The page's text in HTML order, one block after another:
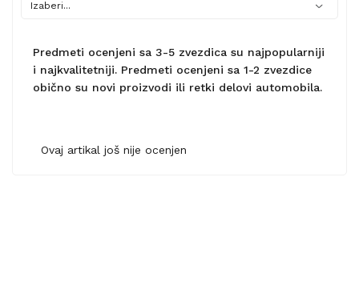
Predmeti ocenjeni sa 3-5 zvezdica su najpopularniji
i najkvalitetniji. Predmeti ocenjeni sa 1-2 zvezdice
obično su novi proizvodi ili retki delovi automobila.
Ovaj artikal još nije ocenjen